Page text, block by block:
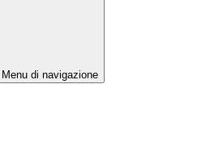
Menu di navigazione